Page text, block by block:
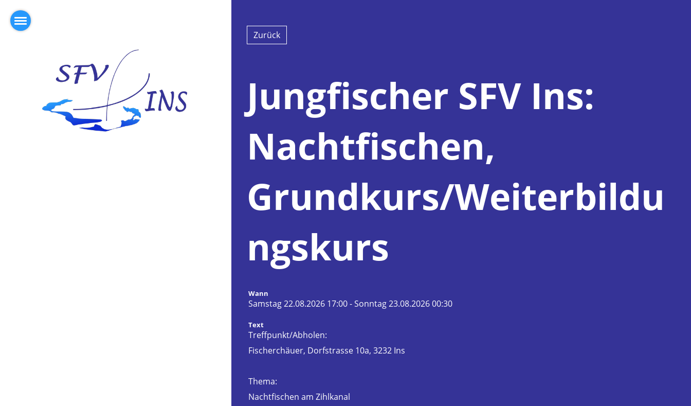
Zurück
Jungfischer SFV Ins:
Nachtfischen,
Grundkurs/Weiterbildu
ngskurs
Wann
Samstag 22.08.2026 17:00 - Sonntag 23.08.2026 00:30
Text
Treffpunkt/Abholen:
Fischerchäuer, Dorfstrasse 10a, 3232 Ins
Thema:
Nachtfischen am Zihlkanal